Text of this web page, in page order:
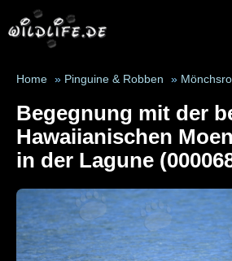
Home » Pinguine & Robben »
Begegnung mit der
Hawaiianischen
in der Lagune